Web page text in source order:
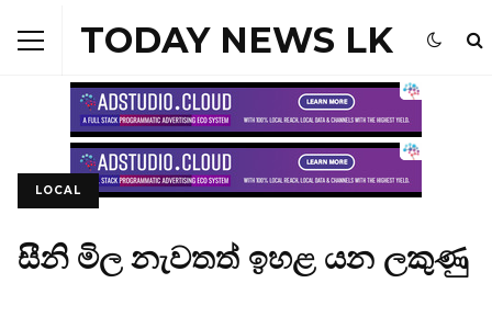
TODAY NEWS LK
LOCAL
සීනි මිල නැවතත් ඉහළ යන ලකුණු